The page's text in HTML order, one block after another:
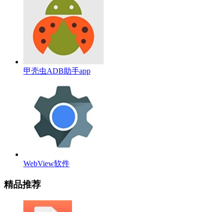
甲壳虫ADB助手app
WebView软件
精品推荐